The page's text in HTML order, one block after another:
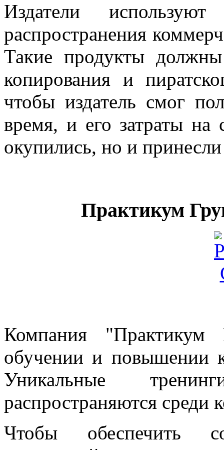
Издатели
распространения
Такие продукты
копирования и
чтобы издатель смог
время, и его затраты на
окупились, но и
Практикум
Компания "Практикум
обучении и повышении
Уникальные
распространяются среди
Чтобы обеспечить